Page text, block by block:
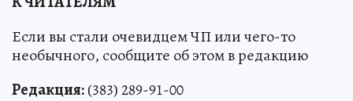
Если вы стали очевидцем ЧП или чего-то
необычного, сообщите об этом в редакцию
Редакция:(383) 289-91-00